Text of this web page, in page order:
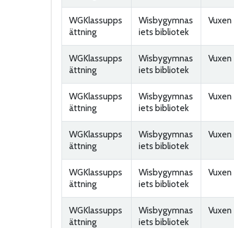
WGKlassupps
ättning
Wisbygymnas
iets bibliotek
Vuxen
WGKlassupps
ättning
Wisbygymnas
iets bibliotek
Vuxen
WGKlassupps
ättning
Wisbygymnas
iets bibliotek
Vuxen
WGKlassupps
ättning
Wisbygymnas
iets bibliotek
Vuxen
WGKlassupps
ättning
Wisbygymnas
iets bibliotek
Vuxen
WGKlassupps
ättning
Wisbygymnas
iets bibliotek
Vuxen